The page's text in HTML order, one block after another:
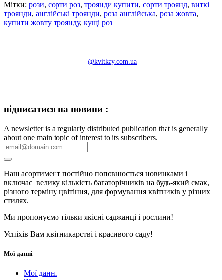
Мітки: рози, сорти роз, троянди купити, сорти троянд, виткі
троянди, англійські троянди, роза англійська, роза жовта,
купити жовту троянду, кущі роз
@kvitkay.com.ua
підписатися на новини :
A newsletter is a regularly distributed publication that is generally
about one main topic of interest to its subscribers.
Наш асортимент постійно поповнюється новинками і
включає велику кількість багаторічників на будь-який смак,
різного терміну цвітіння, для формування квітників у різних
стилях.
Ми пропонуємо тільки якісні саджанці і рослини!
Успіхів Вам квітникарстві і красивого саду!
Мої данні
Мої данні